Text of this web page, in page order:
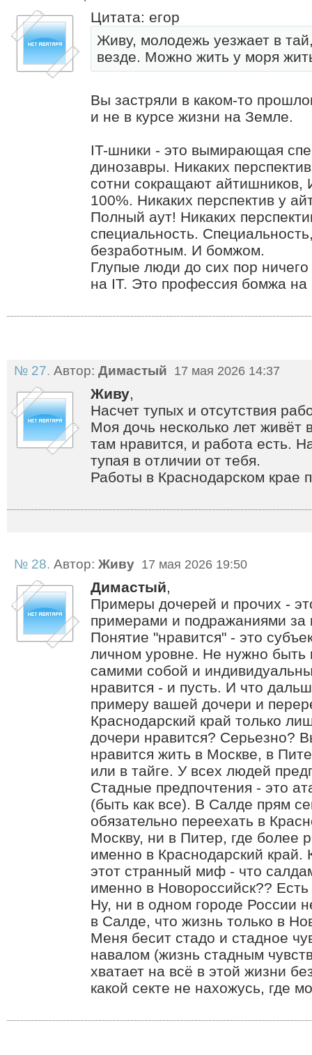
Цитата: егор
Живу, молодежь уезжает в
везде. Можно жить у моря
Вы застряли в каком-то
и не в курсе жизни на Земле.
IT-шники - это вымирающая
динозавры. Никаких
сотни сокращают айтишников,
100%. Никаких перспектив у
Полный аут! Никаких
специальность.
безработным. И бомжом.
Глупые люди до сих пор
на IT. Это профессия бомжа на
№ 27. Автор: Димастый 17 мая 2026 14:37
Живу,
Насчет тупых и отсутствия
Моя дочь несколько лет живёт
там нравится, и работа есть.
тупая в отличии от тебя.
Работы в Краснодарском крае
№ 28. Автор: Живу 17 мая 2026 19:50
Димастый,
Примеры дочерей и прочих -
примерами и подражаниями за
Понятие "нравится" - это
личном уровне. Не нужно быть
самими собой и
нравится - и пусть. И что
примеру вашей дочери и
Краснодарский край только
дочери нравится? Серьезно?
нравится жить в Москве, в
или в тайге. У всех людей
Стадные предпочтения - это
(быть как все). В Салде прям
обязательно переехать в
Москву, ни в Питер, где более
именно в Краснодарский
этот странный миф - что
именно в Новороссийск?? Есть
Ну, ни в одном городе России
в Салде, что жизнь только в
Меня бесит стадо и стадное
навалом (жизнь стадным
хватает на всё в этой жизни
какой секте не нахожусь, где